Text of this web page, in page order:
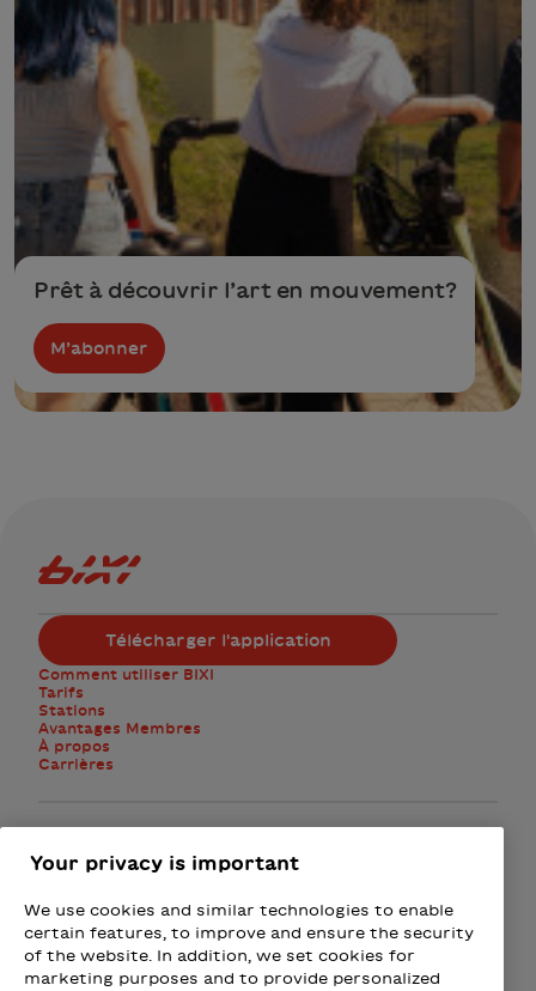
Prêt à découvrir l’art en mouvement?
M’abonner
Comment utiliser BIXI
Tarifs
Stations
Avantages Membres
À propos
Carrières
Logo Bixi Montréal
Télécharger l'application
Your privacy is important
We use cookies and similar technologies to enable
certain features, to improve and ensure the security
of the website. In addition, we set cookies for
marketing purposes and to provide personalized